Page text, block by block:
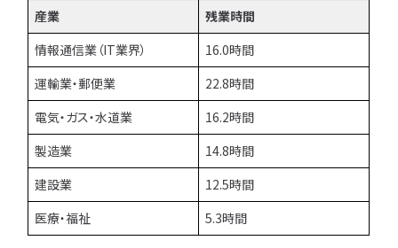
産業
残業時間
情報通信業（IT業界）
16.0時間
運輸業・郵便業
22.8時間
電気・ガス・水道業
16.2時間
製造業
14.8時間
建設業
12.5時間
医療・福祉
5.3時間